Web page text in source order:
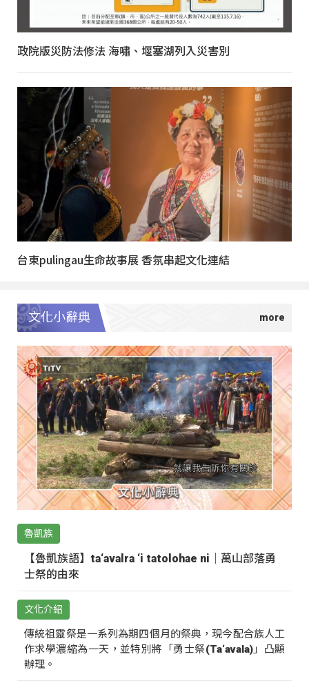
政院版災防法修法 海嘯、堰塞湖列入災害別
台東pulingau生命故事展 香氛串起文化連結
文化小辭典
魯凱族
【魯凱族語】ta‘avalra ‘i tatolohae ni｜萬山部落勇
士祭的由來
文化介紹
傳統祖靈祭是一系列為期四個月的祭典，現今配合族人工
作求學濃縮為一天，並特別將「勇士祭(Ta‘avala)」凸顯
辦理。